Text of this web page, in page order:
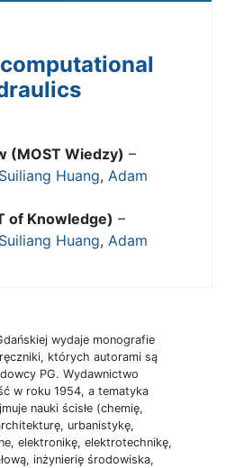
(MOST Wiedzy) –
Suiliang Huang, Adam
of Knowledge) –
Suiliang Huang, Adam
wydaje monografie
których autorami są
PG. Wydawnictwo
w roku 1954, a tematyka
nauki ścisłe (chemię,
urbanistykę,
elektronikę, elektrotechnikę,
inżynierię środowiska,